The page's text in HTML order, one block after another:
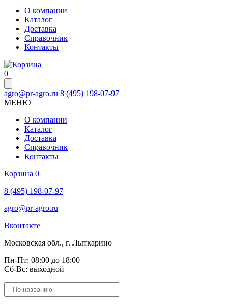
О компании
Каталог
Доставка
Справочник
Контакты
0
agro@pr-agro.ru 8 (495) 198-07-97
МЕНЮ
О компании
Каталог
Доставка
Справочник
Контакты
Корзина 0
8 (495) 198-07-97
agro@pr-agro.ru
Вконтакте
Московская обл., г. Лыткарино
Пн-Пт: 08:00 до 18:00
Сб-Вс: выходной
Поиск
товаров